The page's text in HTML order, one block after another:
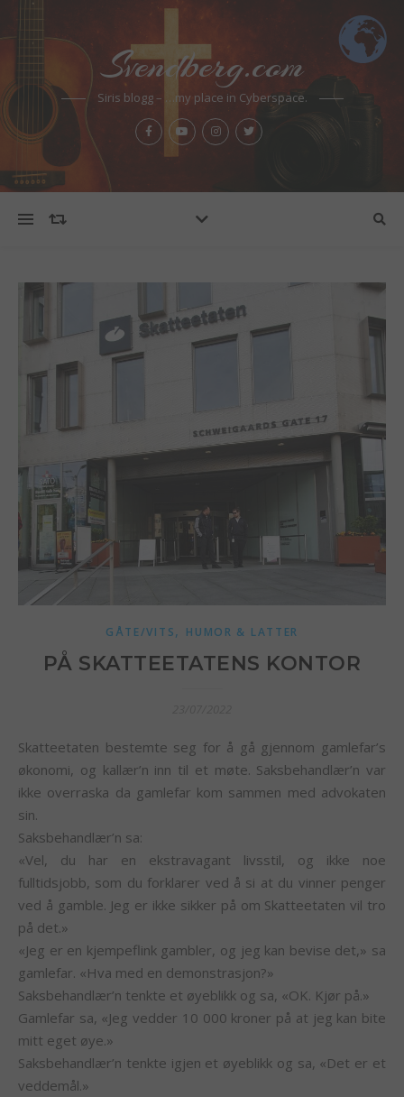
Svendberg.com
Siris blogg – …my place in Cyberspace.
GÅTE/VITS, HUMOR & LATTER
PÅ SKATTEETATENS KONTOR
Skatteetaten bestemte seg for å gå gjennom gamlefar’s
økonomi, og kallær’n inn til et møte. Saksbehandlær’n var
ikke overraska da gamlefar kom sammen med advokaten
sin.
Saksbehandlær’n sa:
«Vel, du har en ekstravagant livsstil, og ikke noe
fulltidsjobb, som du forklarer ved å si at du vinner penger
ved å gamble. Jeg er ikke sikker på om Skatteetaten vil tro
på det.»
«Jeg er en kjempeflink gambler, og jeg kan bevise det,» sa
gamlefar. «Hva med en demonstrasjon?»
Saksbehandlær’n tenkte et øyeblikk og sa, «OK. Kjør på.»
Gamlefar sa, «Jeg vedder 10 000 kroner på at jeg kan bite
mitt eget øye.»
Saksbehandlær’n tenkte igjen et øyeblikk og sa, «Det er et
veddemål.»